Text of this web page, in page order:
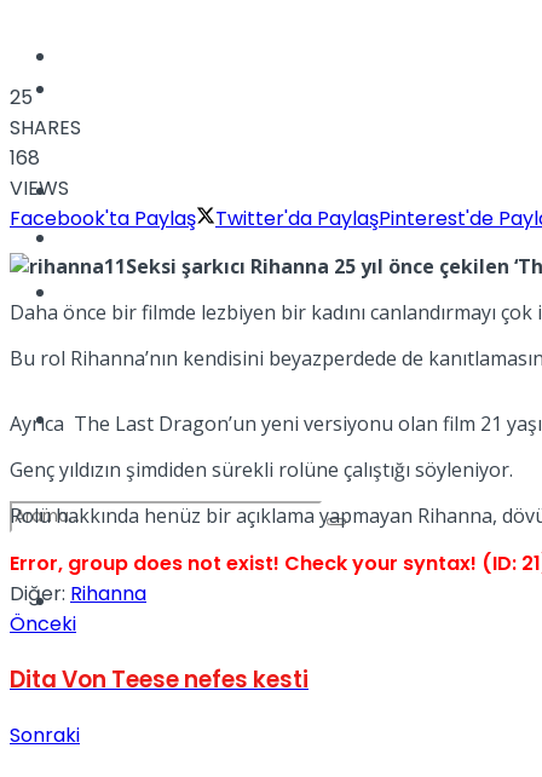
Dünya
Türkiye
Spor
No Result
25
SHARES
168
VIEWS
Facebook'ta Paylaş
Twitter'da PaylaşPinterest'de
Seksi şarkıcı Rihanna 25 yıl önce çekilen
Daha önce bir filmde lezbiyen bir kadını canlandırmayı
Bu rol Rihanna’nın kendisini beyazperdede de
Ayrıca The Last Dragon’un yeni versiyonu olan film 21
Genç yıldızın şimdiden sürekli rolüne çalıştığı söyleniyor.
Rolü hakkında henüz bir açıklama yapmayan Rihanna,
Error, group does not exist! Check your syntax! (ID:
Diğer: Rihanna
Önceki
Dita Von Teese nefes kesti
Sonraki